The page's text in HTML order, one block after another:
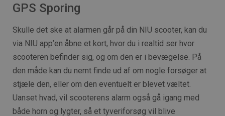
GPS Sporing
Skulle det ske at alarmen går på din NIU scooter, kan du
via NIU app’en åbne et kort, hvor du i realtid ser hvor
scooteren befinder sig, og om den er i bevægelse. På
den måde kan du nemt finde ud af om nogle forsøger at
stjæle den, eller om den eventuelt er blevet væltet.
Uanset hvad, vil scooterens alarm også gå igang med
både horn og lygter, så et tyveriforsøg vil blive